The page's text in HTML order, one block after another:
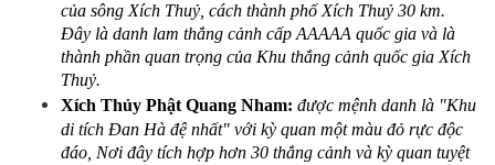
của sông Xích Thuỷ, cách thành phố Xích Thuỷ 30 km.
Đây là danh lam thắng cảnh cấp AAAAA quốc gia và là
thành phần quan trọng của Khu thắng cảnh quốc gia Xích
Thuỷ.
Xích Thủy Phật Quang Nham: được mệnh danh là "Khu
di tích Đan Hà đệ nhất" với kỳ quan một màu đỏ rực độc
đáo, Nơi đây tích hợp hơn 30 thắng cảnh và kỳ quan tuyệt